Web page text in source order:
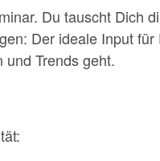
Du tauscht Dich
Der ideale Input
und Trends geht.